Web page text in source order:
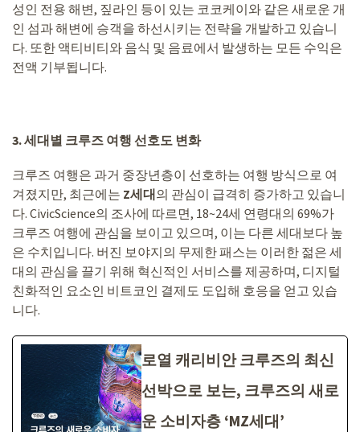
성인 전용 해변, 짚라인 등이 있는 코코케이와 같은 새로운 개
인 섬과 해변에 승객을 하선시키는 전략을 개발하고 있습니
다. 또한 액티비티와 음식 및 음료에서 발생하는 모든 수익은
전액 기부됩니다.
3.세대별 크루즈 여행 선호도 변화
크루즈 여행은 과거 중장년층이 선호하는 여행 방식으로 여
겨졌지만, 최근에는 Z세대의 관심이 급격히 증가하고 있습니
다. CivicScience의 조사에 따르면, 18~24세 연령대의 69%가
크루즈 여행에 관심을 보이고 있으며, 이는 다른 세대보다 높
은 수치입니다. 버진 보야지의 무제한 패스는 이러한 젊은 세
대의 관심을 끌기 위해 혁신적인 서비스를 제공하며, 디지털
친화적인 요소인 비트코인 결제도 도입해 호응을 얻고 있습
니다.
로열 캐리비안 크루즈의 최신
선박으로 보는, 크루즈의 새로
운 소비자층 ‘MZ세대’